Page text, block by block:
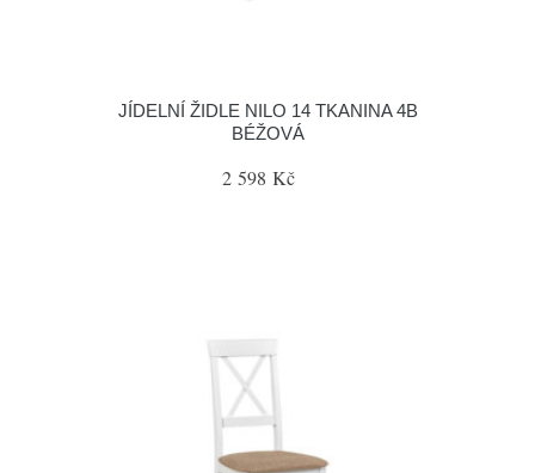
JÍDELNÍ ŽIDLE NILO 14 TKANINA 4B
BÉŽOVÁ
2 598 Kč